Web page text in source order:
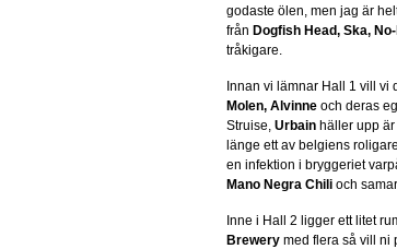
godaste ölen, men jag är
från Dogfish Head, Ska,
tråkigare.
Innan vi lämnar Hall 1 vill vi
Molen, Alvinne och deras
Struise, Urbain häller upp
länge ett av belgiens
en infektion i bryggeriet
Mano Negra Chili och
Inne i Hall 2 ligger ett litet
Brewery med flera så vill ni